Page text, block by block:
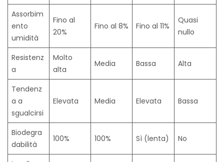
Assorbim
ento
umidità
Fino al
20%
Fino al 8% Fino al 11%
Quasi
nullo
Resistenz
a
Molto
alta
Media Bassa Alta
Tendenz
a a
sgualcirsi
Elevata Media Elevata Bassa
Biodegra
dabilità
100% 100% Sì (lenta) No